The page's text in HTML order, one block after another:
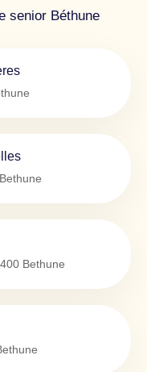
senior Béthune
Bethune
Bethune